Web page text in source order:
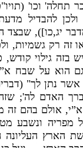
תחלה' וכו' (תויו"
ולכן להבדיל
יג,כו]), שבצד
זה רק גשמיות,
בזה גילוי קודש,
הוא על שבח
נתן לך" (
האדם לה';
, אולם בהם זה
מפריה ונשבע
הארץ העליונה